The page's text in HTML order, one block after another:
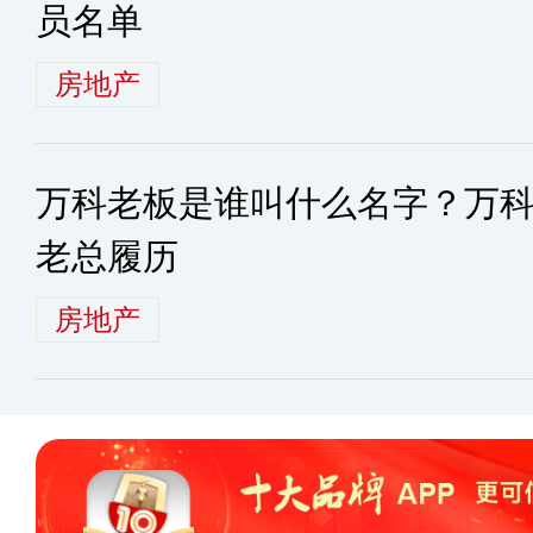
员名单
房地产
万科老板是谁叫什么名字？万
老总履历
房地产